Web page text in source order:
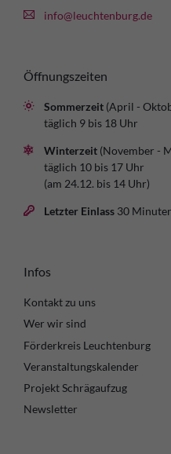
info@leuchtenburg.de
Öffnungszeiten
Sommerzeit (April -
täglich 9 bis 18 Uhr
Winterzeit (November -
täglich 10 bis 17 Uhr
(am 24.12. bis 14 Uhr)
Letzter Einlass 30
Infos
Kontakt zu uns
Wer wir sind
Förderkreis Leuchtenburg
Veranstaltungskalender
Projekt Schrägaufzug
Newsletter